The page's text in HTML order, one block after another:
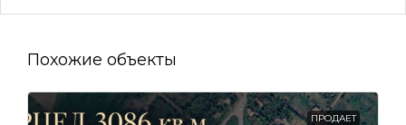
Похожие объекты
ПРОДАЕТ